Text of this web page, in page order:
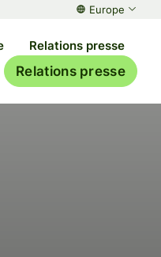
Europe
Relations presse
Relations presse